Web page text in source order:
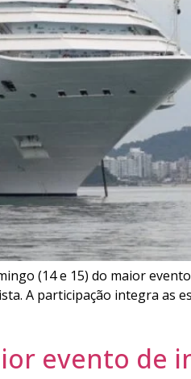
(14 e 15) do maior
A participação integra as
evento de